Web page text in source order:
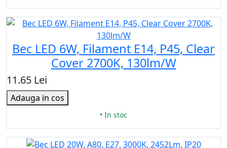
Bec LED 6W, Filament E14, P45, Clear
Cover 2700K, 130lm/W
11.65 Lei
Adauga in cos
• In stoc